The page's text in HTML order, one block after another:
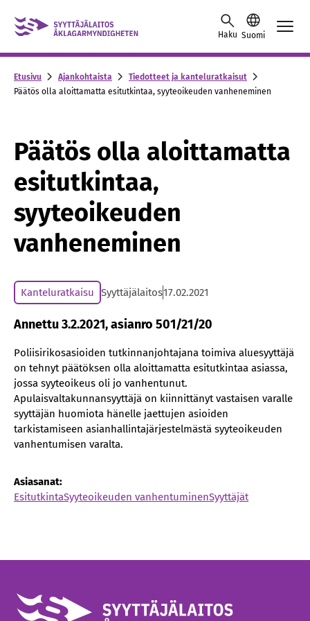
Skip to content -saavutettavuusohje
Haku Suomi
Etusivu Ajankohtaista
Tiedotteet ja kanteluratkaisut
Päätös olla aloittamatta esitutkintaa, syyteoikeuden vanheneminen
Päätös olla aloittamatta
esitutkintaa,
syyteoikeuden
vanheneminen
Kanteluratkaisu Syyttäjälaitos17.02.2021
Annettu 3.2.2021, asianro 501/21/20
Poliisirikosasioiden tutkinnanjohtajana toimiva aluesyyttäjä
on tehnyt päätöksen olla aloittamatta esitutkintaa asiassa,
jossa syyteoikeus oli jo vanhentunut.
Apulaisvaltakunnansyyttäjä on kiinnittänyt vastaisen varalle
syyttäjän huomiota hänelle jaettujen asioiden
tarkistamiseen asianhallintajärjestelmästä syyteoikeuden
vanhentumisen varalta.
Asiasanat:
EsitutkintaSyyteoikeuden vanhentuminenSyyttäjät